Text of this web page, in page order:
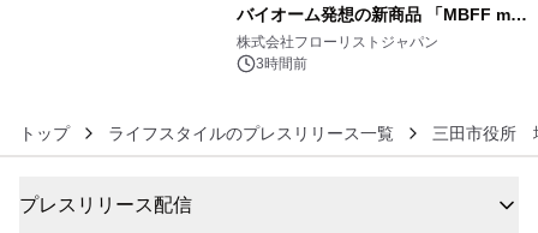
バイオーム発想の新商品 「MBFF mb
クレンジングPRO」を2026年8月6日
発売
株式会社フローリストジャパン
3時間前
トップ ライフスタイルのプレスリリース一覧 三田市役所
プレスリリース配信